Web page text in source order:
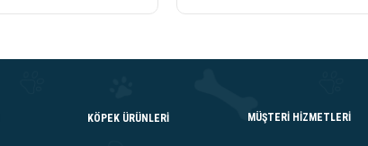
KÖPEK ÜRÜNLERİ MÜŞTERİ HİZMETLERİ